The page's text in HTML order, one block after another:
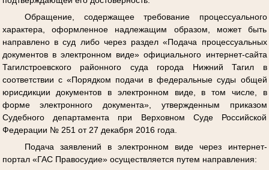
Обращение, содержащее требование процессуального
характера, оформленное надлежащим образом, может быть
направлено в суд либо через раздел «Подача процессуальных
документов в электронном виде» официального интернет-сайта
Тагилстроевского районного суда города Нижний Тагил в
соответствии с «Порядком подачи в федеральные суды общей
юрисдикции документов в электронном виде, в том числе, в
форме электронного документа», утвержденным приказом
Судебного департамента при Верховном Суде Российской
Федерации № 251 от 27 декабря 2016 года.
Подача заявлений в электронном виде через интернет-
портал «ГАС Правосудие» осуществляется путем направления: